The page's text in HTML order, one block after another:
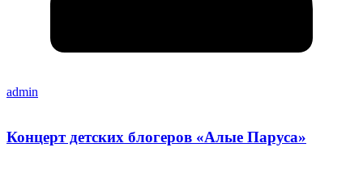
admin
Концерт детских блогеров «Алые Паруса»